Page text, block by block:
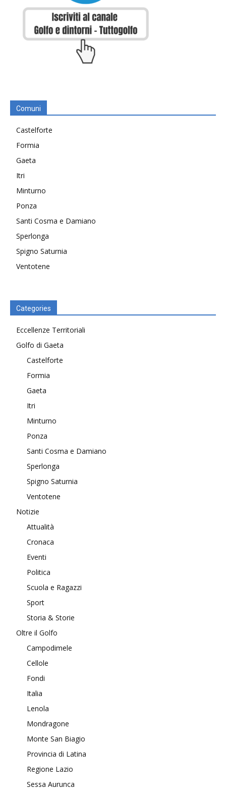
Comuni
Castelforte
Formia
Gaeta
Itri
Minturno
Ponza
Santi Cosma e Damiano
Sperlonga
Spigno Saturnia
Ventotene
Categories
Eccellenze Territoriali
Golfo di Gaeta
Castelforte
Formia
Gaeta
Itri
Minturno
Ponza
Santi Cosma e Damiano
Sperlonga
Spigno Saturnia
Ventotene
Notizie
Attualità
Cronaca
Eventi
Politica
Scuola e Ragazzi
Sport
Storia & Storie
Oltre il Golfo
Campodimele
Cellole
Fondi
Italia
Lenola
Mondragone
Monte San Biagio
Provincia di Latina
Regione Lazio
Sessa Aurunca